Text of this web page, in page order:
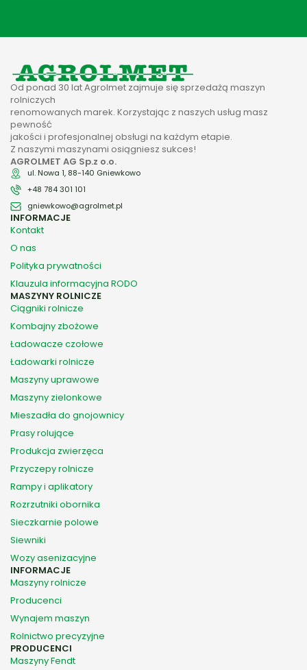
Od ponad 30 lat Agrolmet zajmuje się sprzedażą maszyn
rolniczych
renomowanych marek. Korzystając z naszych usług masz
pewność
jakości i profesjonalnej obsługi na każdym etapie.
Z naszymi maszynami osiągniesz sukces!
AGROLMET AG Sp.z o.o.
ul. Nowa 1, 88-140 Gniewkowo
+48 784 301 101
gniewkowo@agrolmet.pl
INFORMACJE
Kontakt
O nas
Polityka prywatności
Klauzula informacyjna RODO
MASZYNY ROLNICZE
Ciągniki rolnicze
Kombajny zbożowe
Ładowacze czołowe
Ładowarki rolnicze
Maszyny uprawowe
Maszyny zielonkowe
Mieszadła do gnojownicy
Prasy rolujące
Produkcja zwierzęca
Przyczepy rolnicze
Rampy i aplikatory
Rozrzutniki obornika
Sieczkarnie polowe
Siewniki
Wozy asenizacyjne
INFORMACJE
Maszyny rolnicze
Producenci
Wynajem maszyn
Rolnictwo precyzyjne
PRODUCENCI
Maszyny Fendt